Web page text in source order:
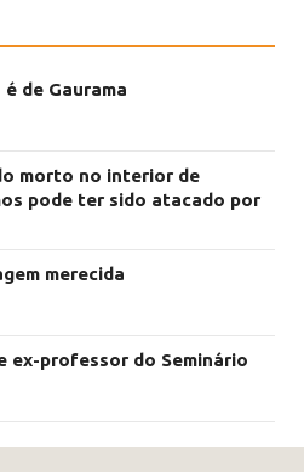
de Gaurama
morto no interior de
pode ter sido atacado por
merecida
ex-professor do Seminário